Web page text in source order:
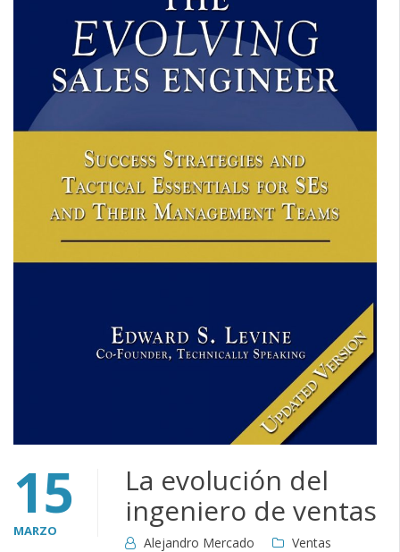
15
MARZO
La evolución del
ingeniero de ventas
Alejandro Mercado
Ventas